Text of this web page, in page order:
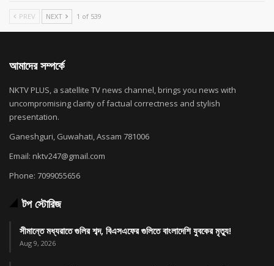
PREV NEXT 1 of 539
আমাদের সম্পর্কে
NKTV PLUS, a satellite TV news channel, brings you news with
uncompromising clarity of factual correctness and stylish
presentation.
Ganeshguri, Guwahati, Assam 781006
Email: nktv247@gmail.com
Phone: 7099055656
টপ স্টোরিজ
সীমান্তে মধ্যরাতে গুলির শব্দ, বিএসএফের গুলিতে বাংলাদেশি যুবকের মৃত্যু!
Aug 9, 2026